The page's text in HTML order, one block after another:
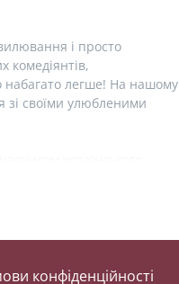
і просто
комедіянтів,
набагато легше! На нашому
зі своїми улюбленими
стендап». Також
Ви знали, що вона
конфіденційності